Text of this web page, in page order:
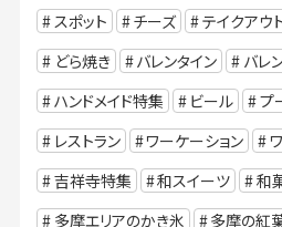
スポット
チーズ テイクアウ
どら焼き
バレンタイン バレ
ハンドメイド特集
ビール プ
レストラン
ワーケーション
吉祥寺特集
和スイーツ
和
多摩エリアのかき氷
多摩の紅